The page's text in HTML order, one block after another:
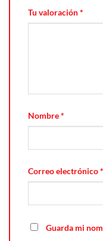
Tu valoración*
Nombre*
Correo electrónico*
Guarda mi